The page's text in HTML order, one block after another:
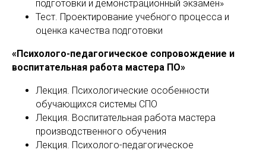
подготовки и демонстрационный экзамен»
Тест. Проектирование учебного процесса и
оценка качества подготовки
«Психолого-педагогическое сопровождение и
воспитательная работа мастера ПО»
Лекция. Психологические особенности
обучающихся системы СПО
Лекция. Воспитательная работа мастера
производственного обучения
Лекция. Психолого-педагогическое